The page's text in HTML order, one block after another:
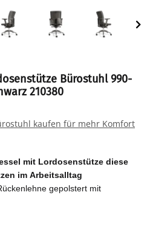
Bürostuhl 990-
210380
kaufen für mehr Komfort
mit Lordosenstütze diese
im Arbeitsalltag
gepolstert mit